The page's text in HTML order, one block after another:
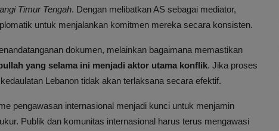
Timur Tengah. Dengan melibatkan AS sebagai mediator,
untuk menjalankan komitmen mereka secara konsisten.
dokumen, melainkan bagaimana memastikan
yang selama ini menjadi aktor utama konflik. Jika proses
Lebanon tidak akan terlaksana secara efektif.
pengawasan internasional menjadi kunci untuk menjamin
Publik dan komunitas internasional harus terus mengawasi